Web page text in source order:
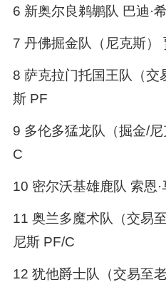
6 新奥尔良鹈鹕队 巴迪·
7 丹佛掘金队（尼克斯）
8 萨克拉门托国王队（交
斯 PF
9 多伦多猛龙队（掘金/
C
10 密尔沃基雄鹿队 索恩·
11 奥兰多魔术队（交易
尼斯 PF/C
12 犹他爵士队（交易至